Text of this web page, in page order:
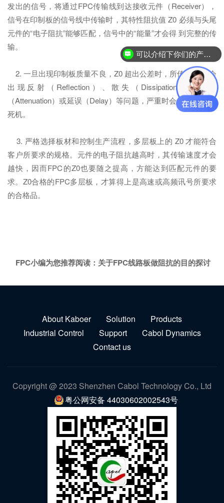
发出的信号，将通过FPC传输线到达接收元件（Receiver），
信号在印制板的信号线中传输时，其特性阻抗值 Z0 必须与头尾
元件的“电子阻抗”能够匹配，信号中的“能量”才会得 到完整的传
输。
2. 一旦出现印制板质量不良，Z0 超出公差时，所传的信号 会
出现反射（Reflection）、散失（Dissipation）、衰减
（Attenuation）或延误（Delay）等问题，严重时会传错信 号，
死机。
3. 严格选择板材和控制生产流程，多层板上的 Z0 才能符合
客户所要求的规格。元件的电子阻抗越高时，其传输速度才会
越快，因而FPC的Z0也要随之提高，方能达到匹配元件的要
求。Z0合格的FPC多层板，才算得上是高速或高频讯号所要求
的合格品。
FPC小编为您推荐阅读： 关于FPC线路板做阻抗的目的探讨
About Kaboer Solution
Products
Industrial Control
Support
Cabol Dynamics
Contact us
Copyright @ 2023 Shenzhen Cabol Technology Co., Ltd
粤公网安备 44030602002543号
可以介绍下你们的产品么？